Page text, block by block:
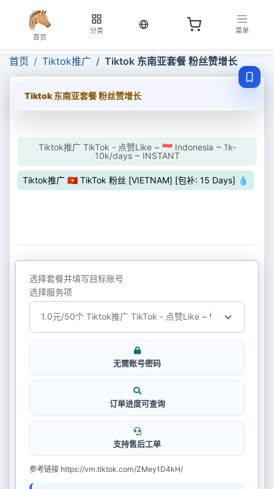
首页
分类
当前语言：中文
菜单
首页 Tiktok推广 Tiktok 东南亚套餐 粉丝赞增长
Tiktok 东南亚套餐 粉丝赞增长
Tiktok推广 TikTok - 点赞Like ~ 🇮🇩 Indonesia ~ 1k-
10k/days ~ INSTANT
Tiktok推广 🇻🇳 TikTok 粉丝 [VIETNAM] [包补: 15 Days] 💧
选择套餐并填写目标账号
选择服务项
无需账号密码
订单进度可查询
支持售后工单
参考链接 https://vm.tiktok.com/ZMey1D4kH/